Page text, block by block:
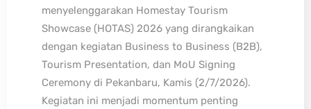
menyelenggarakan Homestay Tourism
Showcase (HOTAS) 2026 yang dirangkaikan
dengan kegiatan Business to Business (B2B),
Tourism Presentation, dan MoU Signing
Ceremony di Pekanbaru, Kamis (2/7/2026).
Kegiatan ini menjadi momentum penting